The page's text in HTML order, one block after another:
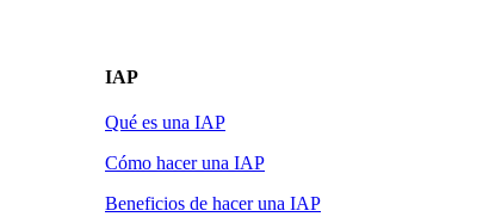
IAP
Qué es una IAP
Cómo hacer una IAP
Beneficios de hacer una IAP